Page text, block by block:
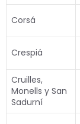
Corsá
Crespiá
Cruilles,
Monells y San
Sadurní